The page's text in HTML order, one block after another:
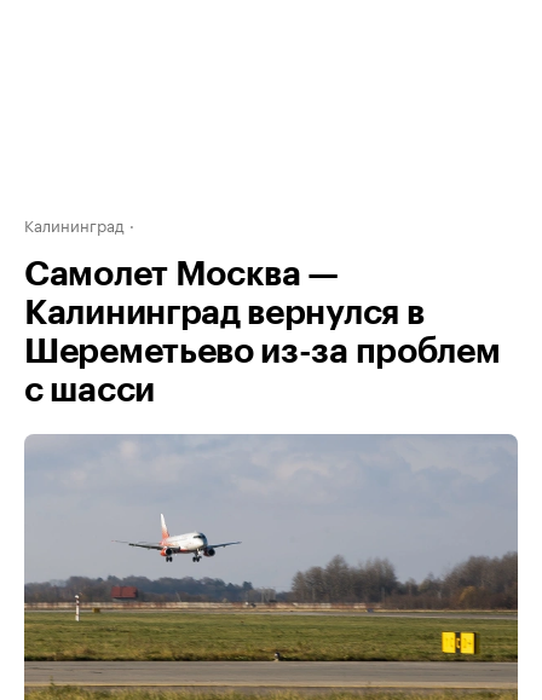
Калининград
Самолет Москва —
Калининград вернулся в
Шереметьево из-за проблем
с шасси